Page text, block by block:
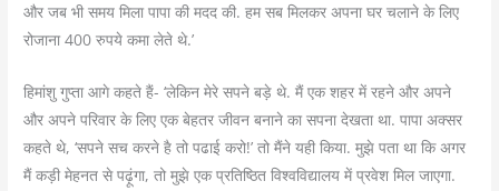
और जब भी समय मिला पापा की मदद की. हम सब मिलकर अपना घर चलाने के लिए
रोजाना 400 रुपये कमा लेते थे.’
हिमांशु गुप्ता आगे कहते हैं- ‘लेकिन मेरे सपने बड़े थे. मैं एक शहर में रहने और अपने
और अपने परिवार के लिए एक बेहतर जीवन बनाने का सपना देखता था. पापा अक्सर
कहते थे, ‘सपने सच करने है तो पढाई करो!’ तो मैंने यही किया. मुझे पता था कि अगर
मैं कड़ी मेहनत से पढ़ूंगा, तो मुझे एक प्रतिष्ठित विश्वविद्यालय में प्रवेश मिल जाएगा.